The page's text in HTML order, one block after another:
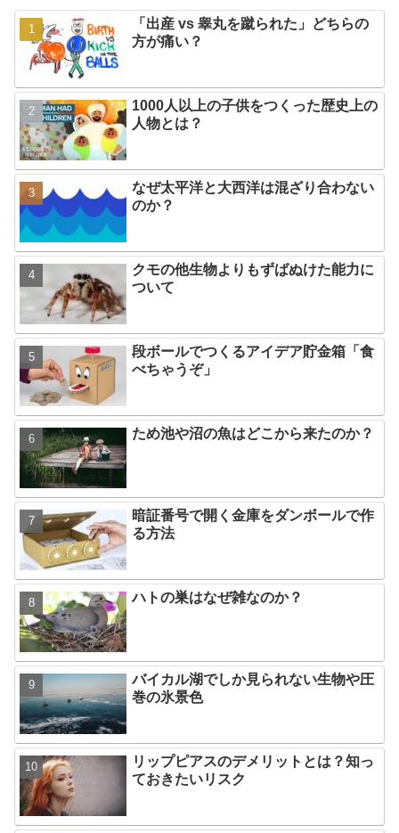
「出産 vs 睾丸を蹴られた」どちらの
方が痛い？
1000人以上の子供をつくった歴史上の
人物とは？
なぜ太平洋と大西洋は混ざり合わない
のか？
クモの他生物よりもずばぬけた能力に
ついて
段ボールでつくるアイデア貯金箱「食
べちゃうぞ」
ため池や沼の魚はどこから来たのか？
暗証番号で開く金庫をダンボールで作
る方法
ハトの巣はなぜ雑なのか？
バイカル湖でしか見られない生物や圧
巻の氷景色
リップピアスのデメリットとは？知っ
ておきたいリスク